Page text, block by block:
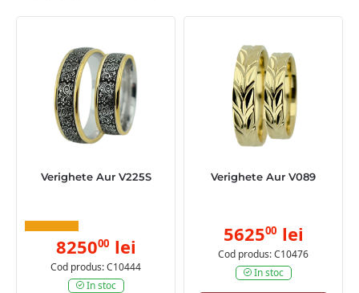
Verighete Aur V225S
825000 lei
Cod produs: C10444
In stoc
Verighete Aur V089
562500 lei
Cod produs: C10476
In stoc